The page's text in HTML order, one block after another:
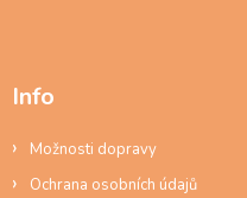
Info
Možnosti dopravy
Ochrana osobních údajů